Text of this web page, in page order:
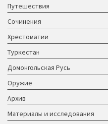
Путешествия
Сочинения
Хрестоматии
Туркестан
Домонгольская Русь
Оружие
Архив
Материалы и исследования